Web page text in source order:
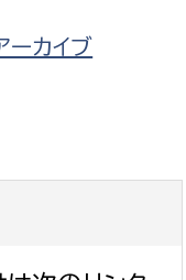
管理委員会事務局
ーカイブ